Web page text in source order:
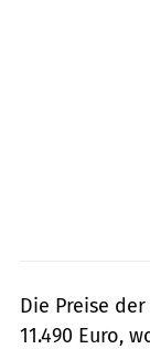
Die Preise
11.490 Euro,